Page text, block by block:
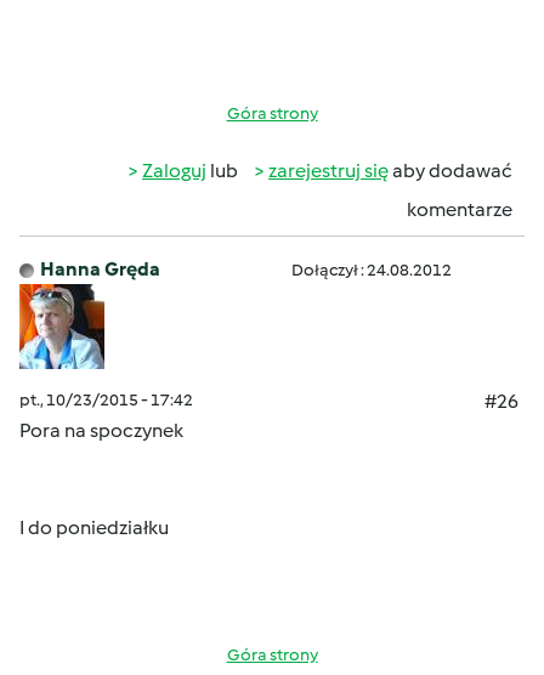
Góra strony
Zaloguj lub zarejestruj sięaby dodawać
komentarze
Hanna Gręda Dołączył : 24.08.2012
pt., 10/23/2015 - 17:42
#26
Pora na spoczynek
I do poniedziałku
Góra strony